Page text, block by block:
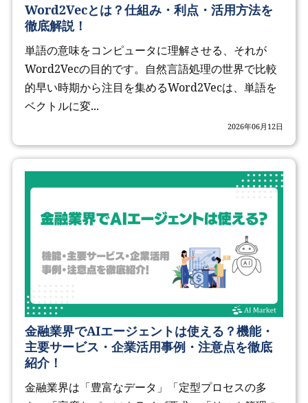
Word2Vecとは？仕組み・利点・活用方法を
徹底解説！
単語の意味をコンピュータに理解させる、それが
Word2Vecの目的です。自然言語処理の世界で比較
的早い時期から注目を集めるWord2Vecは、単語を
ベクトルに変...
2026年06月12日
金融業界でAIエージェントは使える？機能・
主要サービス・企業活用事例・注意点を徹底
紹介！
金融業界は「豊富なデータ」「定型プロセスの多